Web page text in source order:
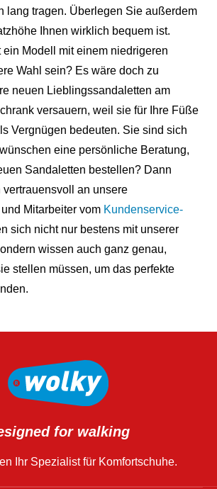
lang tragen. Überlegen Sie außerdem
Ihnen wirklich bequem ist.
ein Modell mit einem niedrigeren
Wahl sein? Es wäre doch zu
neuen Lieblingssandaletten am
versauern, weil sie für Ihre Füße
Vergnügen bedeuten. Sie sind sich
eine persönliche Beratung,
Sandaletten bestellen? Dann
an unsere
Mitarbeiter vom Kundenservice-
sich nicht nur bestens mit unserer
wissen auch ganz genau,
stellen müssen, um das perfekte
for walking
Ihr Spezialist für Komfortschuhe.